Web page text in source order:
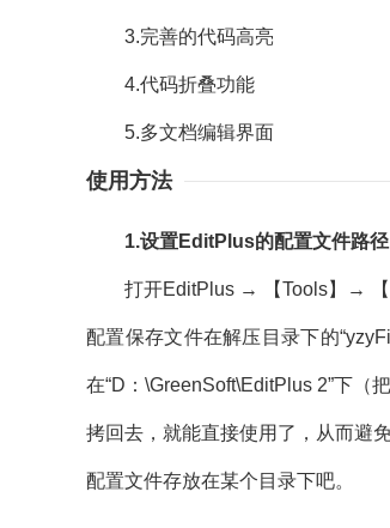
3.完善的代码高亮
4.代码折叠功能
5.多文档编辑界面
使用方法
1.设置EditPlus的配置文件路径
打开EditPlus → 【Tools】→ 【
配置保存文件在解压目录下的
在“D：\GreenSoft\EditPlus 2”下（
拷回去，就能直接使用了，从而避
配置文件存放在某个目录下吧。